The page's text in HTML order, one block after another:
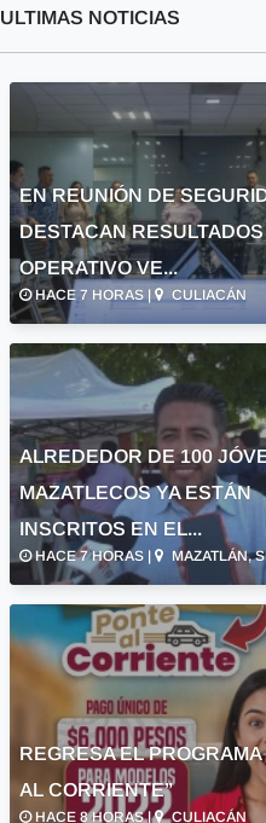
ULTIMAS NOTICIAS
EN REUNIÓN DE
DESTACAN
OPERATIVO VE...
HACE 7 HORAS | CULIACÁN
ALREDEDOR DE 100
MAZATLECOS YA ESTÁN
INSCRITOS EN EL...
HACE 7 HORAS | MAZATLÁN,
REGRESA EL PROGRAMA
AL CORRIENTE”
HACE 8 HORAS | CULIACÁN